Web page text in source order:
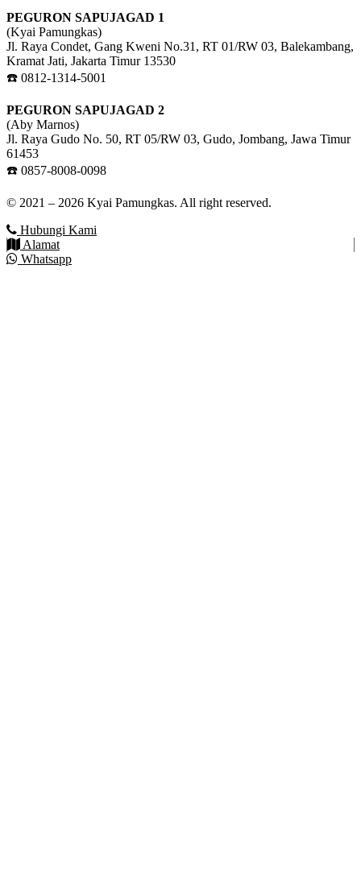
PEGURON SAPUJAGAD 1
(Kyai Pamungkas)
Jl. Raya Condet, Gang Kweni No.31, RT 01/RW 03, Balekambang,
Kramat Jati, Jakarta Timur 13530
☎️ 0812-1314-5001
PEGURON SAPUJAGAD 2
(Aby Marnos)
Jl. Raya Gudo No. 50, RT 05/RW 03, Gudo, Jombang, Jawa Timur
61453
☎️ 0857-8008-0098
© 2021 – 2026 Kyai Pamungkas. All right reserved.
Hubungi Kami
Alamat
Whatsapp